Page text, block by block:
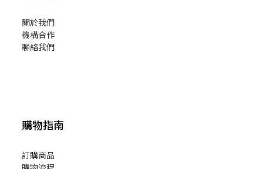
關於我們
機構合作
聯絡我們
購物指南
訂購商品